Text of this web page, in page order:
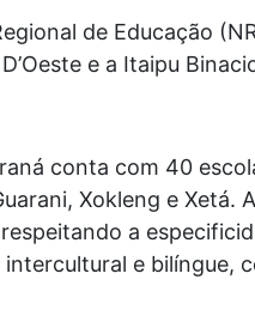
de Educação
e a Itaipu
conta com 40
Xokleng e Xetá.
a
e bilíngue,